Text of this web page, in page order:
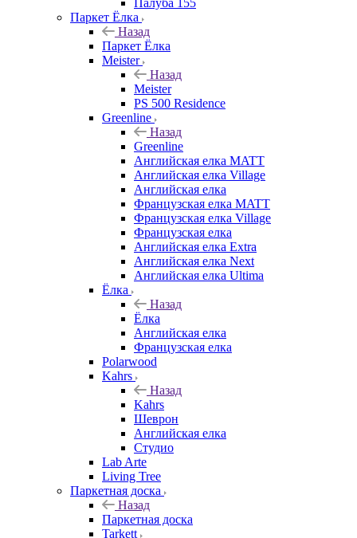
Палуба 155
Паркет Ёлка
Назад
Паркет Ёлка
Meister
Назад
Meister
PS 500 Residence
Greenline
Назад
Greenline
Английская елка MATT
Английская елка Village
Английская елка
Французская елка MATT
Французская елка Village
Французская елка
Английская елка Extra
Английская елка Next
Английская елка Ultima
Ёлка
Назад
Ёлка
Английская елка
Французская елка
Polarwood
Kahrs
Назад
Kahrs
Шеврон
Английская елка
Студио
Lab Arte
Living Tree
Паркетная доска
Назад
Паркетная доска
Tarkett